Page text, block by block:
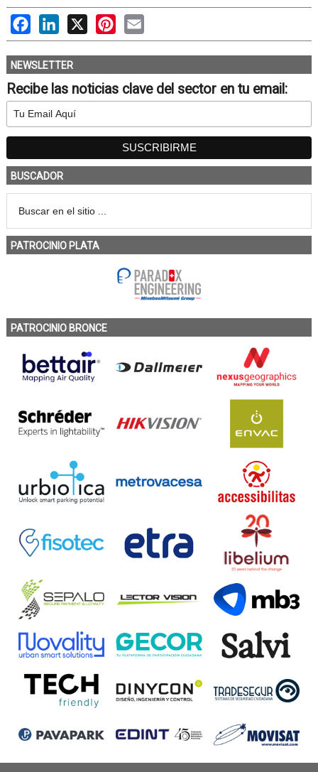
FacebookLinkedIn
X PinterestEmail
NEWSLETTER
Recibe las noticias clave del sector en tu email:
BUSCADOR
PATROCINIO PLATA
PATROCINIO BRONCE